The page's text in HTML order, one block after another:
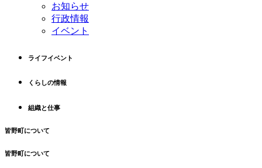
お知らせ
行政情報
イベント
ライフイベント
くらしの情報
組織と仕事
皆野町について
皆野町について